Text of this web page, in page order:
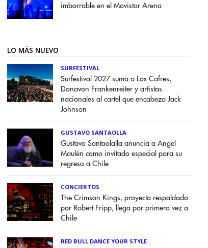
imborrable en el Movistar Arena
LO MÁS NUEVO
SURFESTIVAL
Surfestival 2027 suma a Los Cafres,
Donavon Frankenreiter y artistas
nacionales al cartel que encabeza Jack
Johnson
GUSTAVO SANTAOLLA
Gustavo Santaolalla anuncia a Angel
Maulén como invitado especial para su
regreso a Chile
CONCIERTOS
The Crimson Kings, proyecto respaldado
por Robert Fripp, llega por primera vez a
Chile
RED BULL DANCE YOUR STYLE